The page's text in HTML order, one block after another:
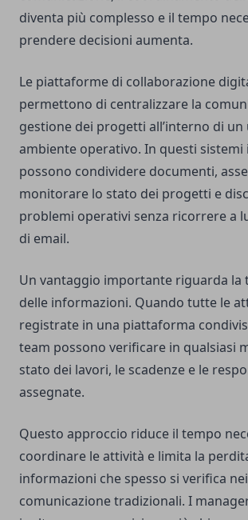
diventa più complesso e il tempo
prendere decisioni aumenta.
Le piattaforme di collaborazione
permettono di centralizzare la
gestione dei progetti all’interno di un
ambiente operativo. In questi sistemi
possono condividere documenti,
monitorare lo stato dei progetti e
problemi operativi senza ricorrere a
di email.
Un vantaggio importante riguarda la
delle informazioni. Quando tutte le
registrate in una piattaforma
team possono verificare in qualsiasi
stato dei lavori, le scadenze e le
assegnate.
Questo approccio riduce il tempo
coordinare le attività e limita la
informazioni che spesso si verifica
comunicazione tradizionali. I